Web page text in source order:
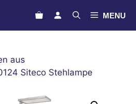
MENU
aus
Siteco Stehlampe